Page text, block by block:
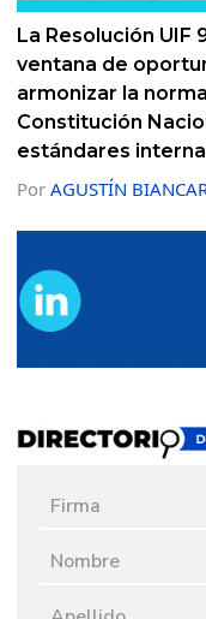
La Resolución UIF
ventana de
armonizar la
Constitución
estándares
Por AGUSTÍN